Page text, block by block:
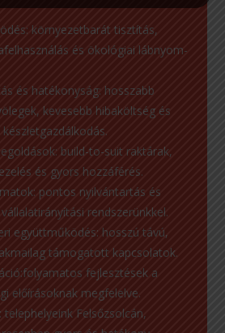
környezetbarát tisztítás,
és ökológiai lábnyom-
és hatékonyság: hosszabb
kevesebb hibaköltség és
build-to-suit raktárak,
és gyors hozzáférés.
pontos nyilvántartás és
rendszerünkkel.
együttműködés: hosszú távú,
támogatott kapcsolatok.
fejlesztések a
előírásoknak megfelelve.
telephelyeink Felsőzsolcán,